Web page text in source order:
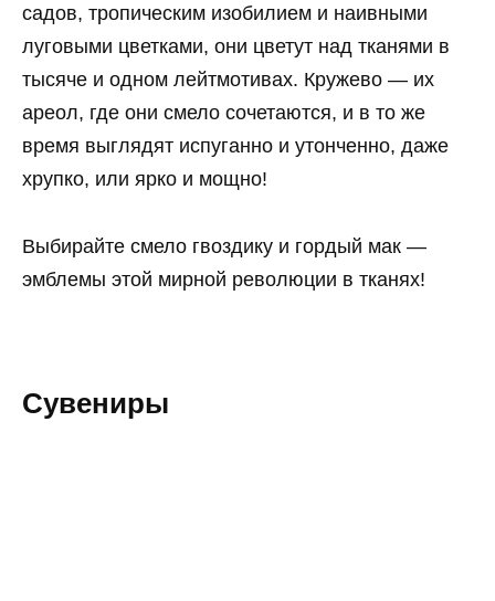
садов, тропическим изобилием и наивными
луговыми цветками, они цветут над тканями в
тысяче и одном лейтмотивах. Кружево — их
ареол, где они смело сочетаются, и в то же
время выглядят испуганно и утонченно, даже
хрупко, или ярко и мощно!
Выбирайте смело гвоздику и гордый мак —
эмблемы этой мирной революции в тканях!
Сувениры